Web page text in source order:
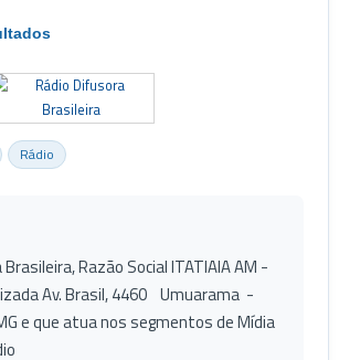
Rádio
Razão Social ITATIAIA AM -
Av. Brasil, 4460 Umuarama -
e que atua nos segmentos de Mídia